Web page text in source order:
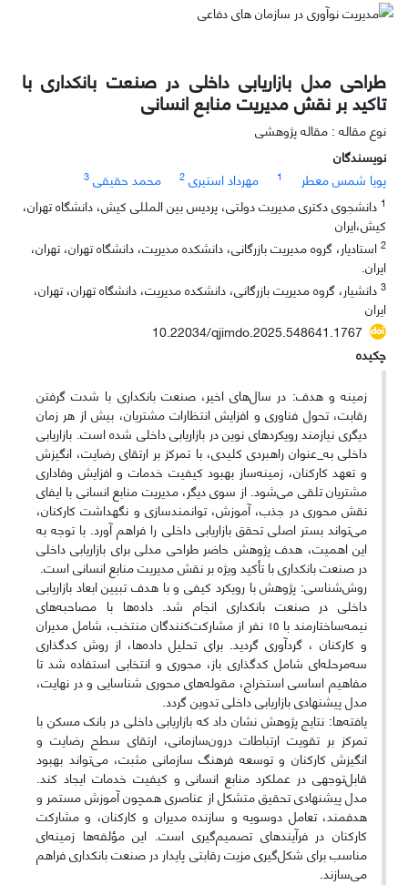
طراحی مدل بازاریابی داخلی در صنعت بانکداری با
تاکید بر نقش مدیریت منابع انسانی
نوع مقاله : مقاله پژوهشی
نویسندگان
پویا شمس معطر
1 مهرداد استیری 2 محمد حقیقی 3
1 دانشجوی دکتری مدیریت دولتی، پردیس بین المللی کیش، دانشگاه تهران،
کیش،ایران
2 استادیار، گروه مدیریت بازرگانی، دانشکده مدیریت، دانشگاه تهران، تهران،
ایران.
3 دانشیار، گروه مدیریت بازرگانی، دانشکده مدیریت، دانشگاه تهران، تهران،
ایران
10.22034/qjimdo.2025.548641.1767
چکیده
زمینه و هدف: در سال‌های اخیر، صنعت بانکداری با شدت گرفتن
رقابت، تحول فناوری و افزایش انتظارات مشتریان، بیش از هر زمان
دیگری نیازمند رویکردهای نوین در بازاریابی داخلی شده است. بازاریابی
داخلی به_عنوان راهبردی کلیدی، با تمرکز بر ارتقای رضایت، انگیزش
و تعهد کارکنان، زمینه‌ساز بهبود کیفیت خدمات و افزایش وفاداری
مشتریان تلقی می‌شود. از سوی دیگر، مدیریت منابع انسانی با ایفای
نقش محوری در جذب، آموزش، توانمندسازی و نگهداشت کارکنان،
می‌تواند بستر اصلی تحقق بازاریابی داخلی را فراهم آورد. با توجه به
این اهمیت، هدف پژوهش حاضر طراحی مدلی برای بازاریابی داخلی
در صنعت بانکداری با تأکید ویژه بر نقش مدیریت منابع انسانی است.
روش‌شناسی: پژوهش با رویکرد کیفی و با هدف تبیین ابعاد بازاریابی
داخلی در صنعت بانکداری انجام شد. داده‌ها با مصاحبه‌های
نیمه‌ساختارمند با ۱۵ نفر از مشارکت‌کنندگان منتخب، شامل مدیران
و کارکنان ، گردآوری گردید. برای تحلیل داده‌ها، از روش کدگذاری
سه‌مرحله‌ای شامل کدگذاری باز، محوری و انتخابی استفاده شد تا
مفاهیم اساسی استخراج، مقوله‌های محوری شناسایی و در نهایت،
مدل پیشنهادی بازاریابی داخلی تدوین گردد.
یافته‌ها: نتایج پژوهش نشان داد که بازاریابی داخلی در بانک مسکن با
تمرکز بر تقویت ارتباطات درون‌سازمانی، ارتقای سطح رضایت و
انگیزش کارکنان و توسعه فرهنگ سازمانی مثبت، می‌تواند بهبود
قابل‌توجهی در عملکرد منابع انسانی و کیفیت خدمات ایجاد کند.
مدل پیشنهادی تحقیق متشکل از عناصری همچون آموزش مستمر و
هدفمند، تعامل دوسویه و سازنده مدیران و کارکنان، و مشارکت
کارکنان در فرآیندهای تصمیم‌گیری است. این مؤلفه‌ها زمینه‌ای
مناسب برای شکل‌گیری مزیت رقابتی پایدار در صنعت بانکداری فراهم
می‌سازند.